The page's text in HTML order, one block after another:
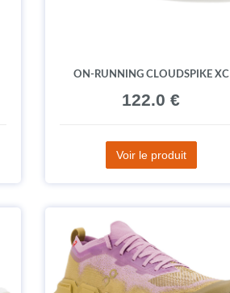
ON-RUNNING CLOUDSPIKE XC
122.0 €
Voir le produit